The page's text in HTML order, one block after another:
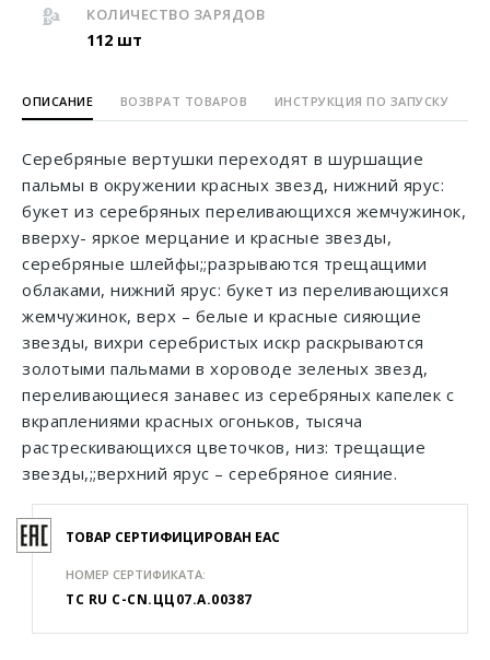
КОЛИЧЕСТВО ЗАРЯДОВ
112 шт
ОПИСАНИЕ ВОЗВРАТ ТОВАРОВ ИНСТРУКЦИЯ ПО ЗАПУСКУ
Серебряные вертушки переходят в шуршащие
пальмы в окружении красных звезд, нижний ярус:
букет из серебряных переливающихся жемчужинок,
вверху- яркое мерцание и красные звезды,
серебряные шлейфы;;разрываются трещащими
облаками, нижний ярус: букет из переливающихся
жемчужинок, верх – белые и красные сияющие
звезды, вихри серебристых искр раскрываются
золотыми пальмами в хороводе зеленых звезд,
переливающиеся занавес из серебряных капелек с
вкраплениями красных огоньков, тысяча
растрескивающихся цветочков, низ: трещащие
звезды,;;верхний ярус – серебряное сияние.
ТОВАР СЕРТИФИЦИРОВАН EAC
НОМЕР СЕРТИФИКАТА:
ТС RU C-CN.ЦЦ07.А.00387